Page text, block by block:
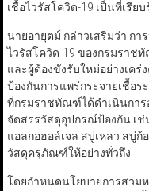
เชื้อไวรัสโควิด-19 เป็นที่เรียบ
นายอายุตม์ กล่าวเสริมว่า ก
ไวรัสโควิด-19 ของกรมราช
และผู้ต้องขังรับใหม่อย่างเค
ป้องกันการแพร่กระจายเชื้อร
ที่กรมราชทัณฑ์ได้ดำเนินการ
จัดสรรวัสดุอุปกรณ์ป้องกัน เช่
แอลกอฮอล์เจล สบู่เหลว สบู่
วัสดุครุภัณฑ์ให้อย่างทั่วถึง
โดยกำหนดนโยบายการสวม